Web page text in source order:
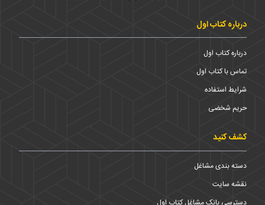
درباره کتاب اول
درباره کتاب اول
تماس با کتاب اول
شرایط استفاده
حریم شخضی
کشف کنید
دسته بندی مشاغل
نقشه سایت